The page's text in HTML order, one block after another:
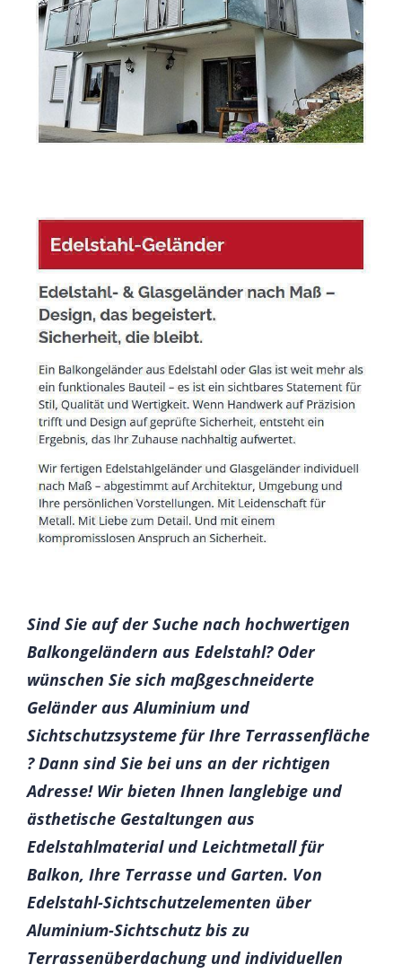
Sind Sie auf der Suche nach hochwertigen
Balkongeländern aus Edelstahl? Oder
wünschen Sie sich maßgeschneiderte
Geländer aus Aluminium und
Sichtschutzsysteme für Ihre Terrassenfläche
? Dann sind Sie bei uns an der richtigen
Adresse! Wir bieten Ihnen langlebige und
ästhetische Gestaltungen aus
Edelstahlmaterial und Leichtmetall für
Balkon, Ihre Terrasse und Garten. Von
Edelstahl-Sichtschutzelementen über
Aluminium-Sichtschutz bis zu
Terrassenüberdachung und individuellen